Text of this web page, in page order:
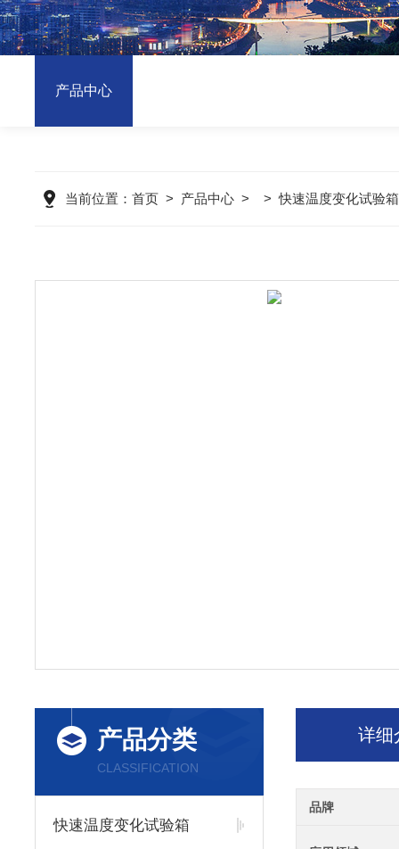
产品中心
当前位置： 首页 > 产品中心 > >快速温度变化试验箱
产品分类
CLASSIFICATION
快速温度变化试验箱
详细
品牌